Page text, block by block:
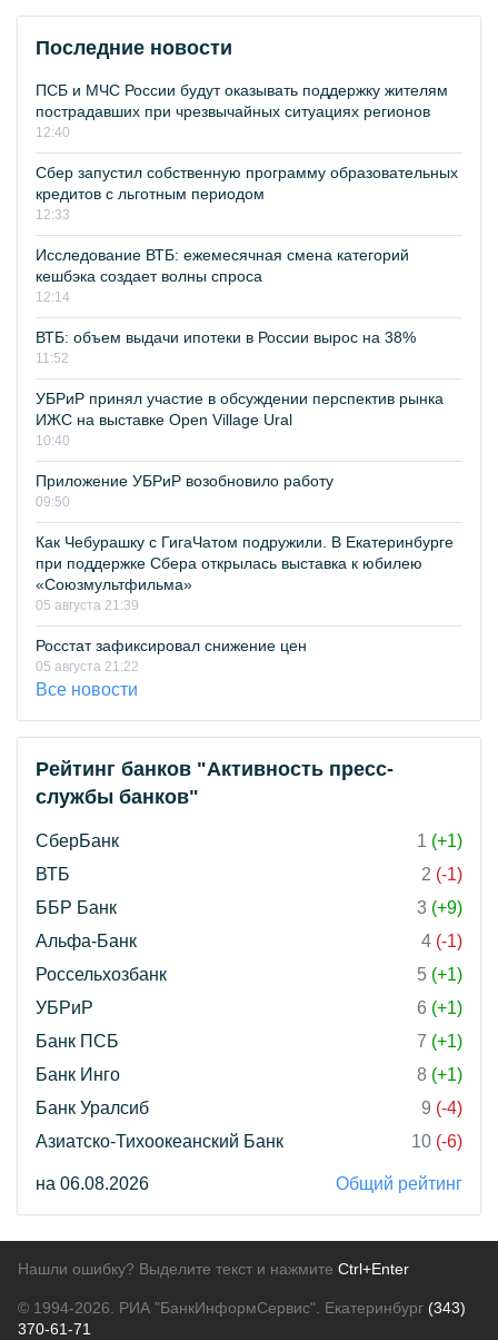
Последние новости
ПСБ и МЧС России будут оказывать поддержку жителям
пострадавших при чрезвычайных ситуациях регионов
12:40
Сбер запустил собственную программу образовательных
кредитов с льготным периодом
12:33
Исследование ВТБ: ежемесячная смена категорий
кешбэка создает волны спроса
12:14
ВТБ: объем выдачи ипотеки в России вырос на 38%
11:52
УБРиР принял участие в обсуждении перспектив рынка
ИЖС на выставке Open Village Ural
10:40
Приложение УБРиР возобновило работу
09:50
Как Чебурашку с ГигаЧатом подружили. В Екатеринбурге
при поддержке Сбера открылась выставка к юбилею
«Союзмультфильма»
05 августа 21:39
Росстат зафиксировал снижение цен
05 августа 21:22
Все новости
Рейтинг банков "Активность пресс-
службы банков"
СберБанк 1 (+1)
ВТБ
2 (-1)
ББР Банк
3 (+9)
Альфа-Банк
4 (-1)
Россельхозбанк
5 (+1)
УБРиР
6 (+1)
Банк ПСБ
7 (+1)
Банк Инго
8 (+1)
Банк Уралсиб
9 (-4)
Азиатско-Тихоокеанский Банк
10 (-6)
на 06.08.2026 Общий рейтинг
Нашли ошибку? Выделите текст и нажмите Ctrl+Enter
© 1994-2026. РИА "БанкИнформСервис". Екатеринбург (343)
370-61-71